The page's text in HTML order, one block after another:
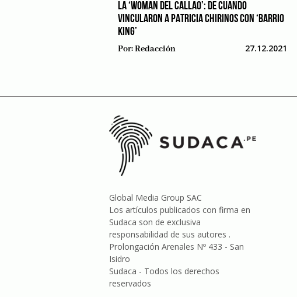
LA ‘WOMAN DEL CALLAO’: DE CUANDO
VINCULARON A PATRICIA CHIRINOS CON ‘BARRIO
KING’
Por:Redacción 27.12.2021
Global Media Group SAC
Los artículos publicados con firma en
Sudaca son de exclusiva
responsabilidad de sus autores .
Prolongación Arenales Nº 433 - San
Isidro
Sudaca - Todos los derechos
reservados